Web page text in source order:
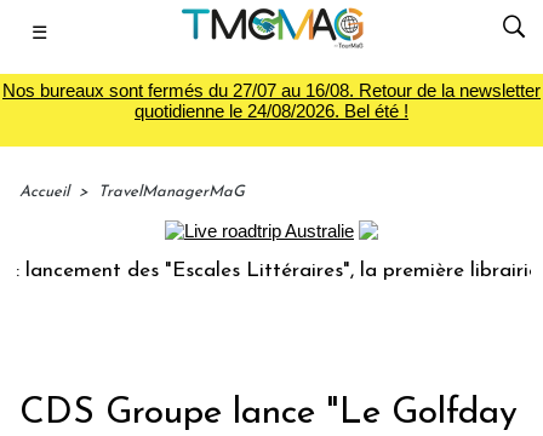
☰
Nos bureaux sont fermés du 27/07 au 16/08. Retour de la newsletter
quotidienne le 24/08/2026. Bel été !
Accueil > TravelManagerMaG
des "Escales Littéraires", la première librairie du
CDS Groupe lance "Le Golfday